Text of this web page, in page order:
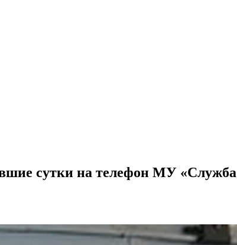
сутки на телефон МУ «Служба